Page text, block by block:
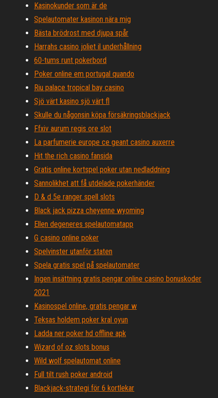
Kasinokunder som är de
Spelautomater kasinon nära mig
Bästa brödrost med djupa spår
Harrahs casino joliet il underhållning
60-tums runt pokerbord
Poker online em portugal quando
Riu palace tropical bay casino
Sjö värt kasino sjö värt fl
Skulle du någonsin köpa försäkringsblackjack
Ffxiv aurum regis ore slot
La parfumerie europe ce geant casino auxerre
Hit the rich casino fansida
Gratis online kortspel poker utan nedladdning
Sannolikhet att få utdelade pokerhänder
D & d 5e ranger spell slots
Black jack pizza cheyenne wyoming
Ellen degeneres spelautomatapp
G casino online poker
Spelvinster utanför staten
Spela gratis spel på spelautomater
Ingen insättning gratis pengar online casino bonuskoder
2021
Kasinospel online, gratis pengar w
Teksas holdem poker kral oyun
Ladda ner poker hd offline apk
Wizard of oz slots bonus
Wild wolf spelautomat online
Full tilt rush poker android
Blackjack-strategi för 6 kortlekar